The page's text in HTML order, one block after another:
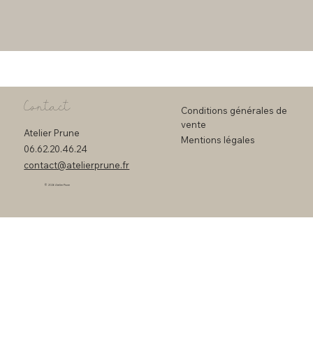
Contact
Atelier Prune
06.62.20.46.24
contact@atelierprune.fr
Conditions générales de
vente
Mentions légales
© 2026 Atelier Prune